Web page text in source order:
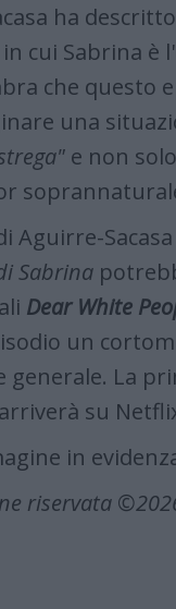
ha
in cui Sabrina è
che questo
una
e non
Aguirre-
Sabrina
Dear White
un
generale. La
arriverà su
in
riservata